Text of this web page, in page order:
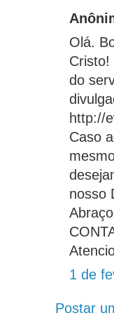
Olá.
Cristo!
do
http://
Caso
nosso
Abraço
1 de
Postar